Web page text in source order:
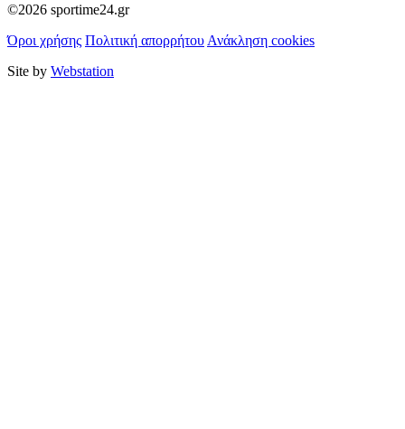
©2026 sportime24.gr
Όροι χρήσης Πολιτική απορρήτου Ανάκληση cookies
Site by Webstation